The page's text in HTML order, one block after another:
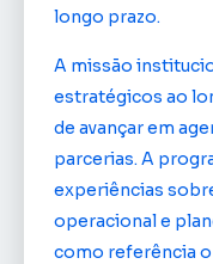
longo prazo.
A missão
estratégicos ao
de avançar em
parcerias. A
experiências
operacional e
como referência